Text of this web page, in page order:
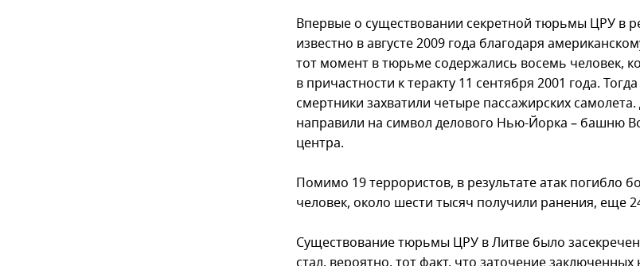
Впервые о существовании секретной тюрьмы ЦРУ в
известно в августе 2009 года благодаря
тот момент в тюрьме содержались восемь человек,
в причастности к теракту 11 сентября 2001 года.
смертники захватили четыре пассажирских
направили на символ делового Нью-Йорка – башню
центра.
Помимо 19 террористов, в результате атак погибло
человек, около шести тысяч получили ранения, еще
Существование тюрьмы ЦРУ в Литве было